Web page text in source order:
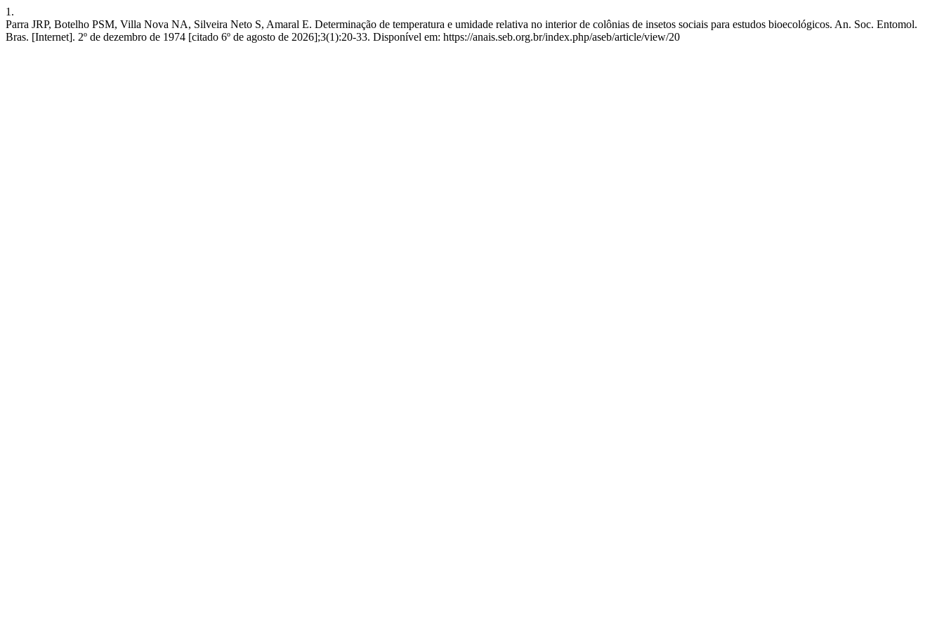
1.
Parra JRP, Botelho PSM, Villa Nova NA, Silveira Neto S, Amaral E. Determinação de temperatura e umidade relativa no interior de colônias de insetos sociais para estudos bioecológicos. An. Soc. Entomol.
Bras. [Internet]. 2º de dezembro de 1974 [citado 6º de agosto de 2026];3(1):20-33. Disponível em: https://anais.seb.org.br/index.php/aseb/article/view/20